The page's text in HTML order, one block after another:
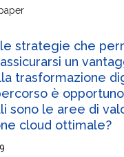
le strategie che
un
trasformazione
è
sono le aree di
cloud ottimale?